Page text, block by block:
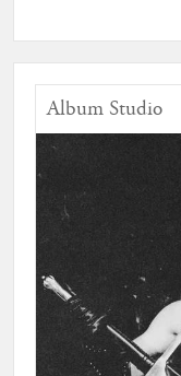
Album Studio